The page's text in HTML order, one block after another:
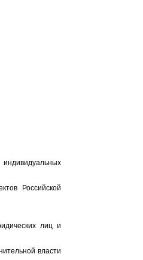
Российской
лиц и
власти